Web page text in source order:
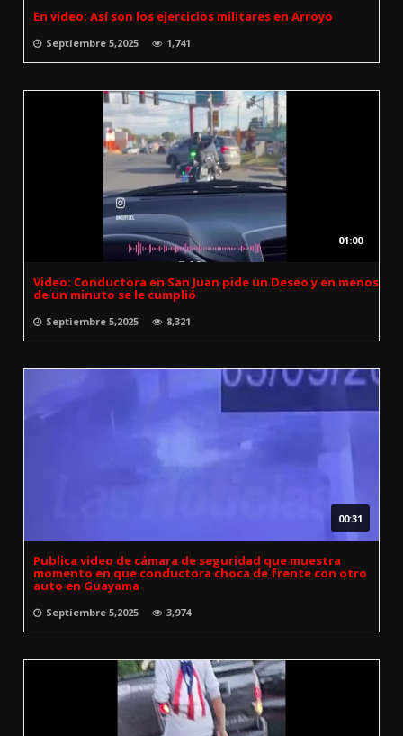
En video: Así son los ejercicios militares en Arroyo
Septiembre 5,2025 1,741
01:00
Video: Conductora en San Juan pide un Deseo y en menos
de un minuto se le cumplió
Septiembre 5,2025 8,321
00:31
Publica video de cámara de seguridad que muestra
momento en que conductora choca de frente con otro
auto en Guayama
Septiembre 5,2025 3,974